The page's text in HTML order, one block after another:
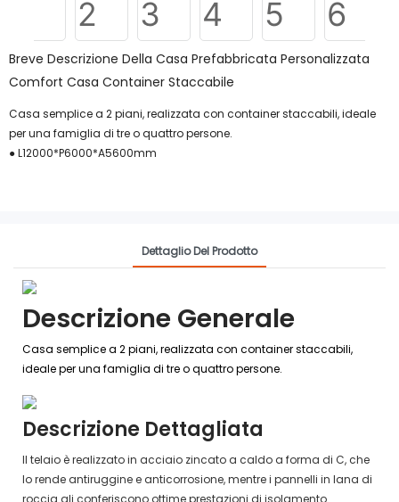
Breve Descrizione Della Casa Prefabbricata Personalizzata
Comfort Casa Container Staccabile
Casa semplice a 2 piani, realizzata con container staccabili, ideale
per una famiglia di tre o quattro persone.
● L12000*P6000*A5600mm
Dettaglio Del Prodotto
Descrizione Generale
Casa semplice a 2 piani, realizzata con container staccabili,
ideale per una famiglia di tre o quattro persone.
Descrizione Dettagliata
Il telaio è realizzato in acciaio zincato a caldo a forma di C, che
lo rende antiruggine e anticorrosione, mentre i pannelli in lana di
roccia gli conferiscono ottime prestazioni di isolamento.